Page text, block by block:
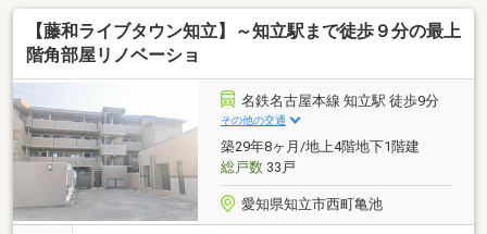
▼TEL：0120-09-7549【通話無料】ニッカ不動産へ！
～空家につき即日のご案内も可能！～お気兼ねなくお
問合せくださいませ。住宅ローンやリフォームのご相
【藤和ライブタウン知立】～知立駅まで徒歩９分の最上
階角部屋リノベーショ
名鉄名古屋本線 知立駅 徒歩9分
その他の交通
築29年8ヶ月/地上4階地下1階建
総戸数33戸
愛知県知立市西町亀池